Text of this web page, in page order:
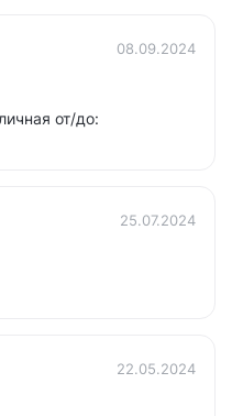
08.09.2024
от/до:
25.07.2024
22.05.2024